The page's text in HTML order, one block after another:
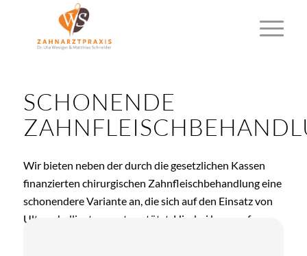
SCHONENDE
Wir bieten neben der durch die gesetzlichen Kassen
finanzierten chirurgischen Zahnfleischbehandlung eine
schonendere Variante an, die sich auf den Einsatz von
Ultraschallinstrumenten stützt. Hierbei kann auf